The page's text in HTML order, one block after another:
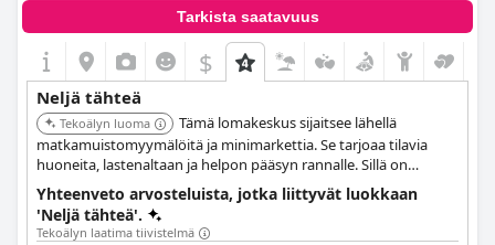
Tarkista saatavuus
$
Neljä tähteä
Tekoälyn luoma
Tämä lomakeskus sijaitsee lähellä
matkamuistomyymälöitä ja minimarkettia. Se tarjoaa tilavia
huoneita, lastenaltaan ja helpon pääsyn rannalle. Sillä on
poikkeuksellinen sijainti.
Yhteenveto arvosteluista, jotka liittyvät luokkaan
'Neljä tähteä'.
Tekoälyn laatima tiivistelmä